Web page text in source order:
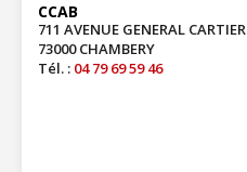
CCAB
711 AVENUE GENERAL CARTIER
73000 CHAMBERY
Tél. : 04 79 69 59 46